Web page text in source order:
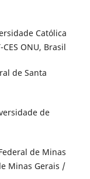
Católica
ONU, Brasil
de Santa
de
de Minas
Minas Gerais /